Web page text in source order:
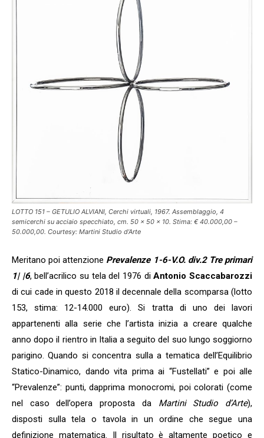
LOTTO 151 – GETULIO ALVIANI, Cerchi virtuali, 1967. Assemblaggio, 4
semicerchi su acciaio specchiato, cm. 50 x 50 x 10. Stima: € 40.000,00 –
50.000,00. Courtesy: Martini Studio d’Arte
Meritano poi attenzione Prevalenze 1-6-V.O. div.2 Tre primari
1| |6, bell’acrilico su tela del 1976 diAntonio Scaccabarozzi
di cui cade in questo 2018 il decennale della scomparsa (lotto
153, stima: 12-14.000 euro). Si tratta di uno dei lavori
appartenenti alla serie che l’artista inizia a creare qualche
anno dopo il rientro in Italia a seguito del suo lungo soggiorno
parigino. Quando si concentra sulla a tematica dell’Equilibrio
Statico-Dinamico, dando vita prima ai “Fustellati” e poi alle
“Prevalenze”: punti, dapprima monocromi, poi colorati (come
nel caso dell’opera proposta da Martini Studio d’Arte),
disposti sulla tela o tavola in un ordine che segue una
definizione matematica. Il risultato è altamente poetico e